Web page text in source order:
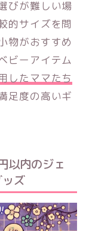
びが難しい場
的サイズを問
物がおすすめ
ビーアイテム
したママたち
足度の高いギ
以内のジェ
ズ